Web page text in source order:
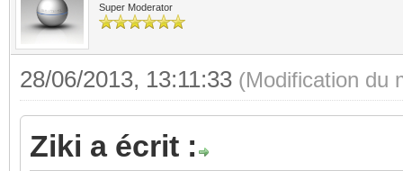
Super Moderator
28/06/2013, 13:11:33 (Modification du
Ziki a écrit :